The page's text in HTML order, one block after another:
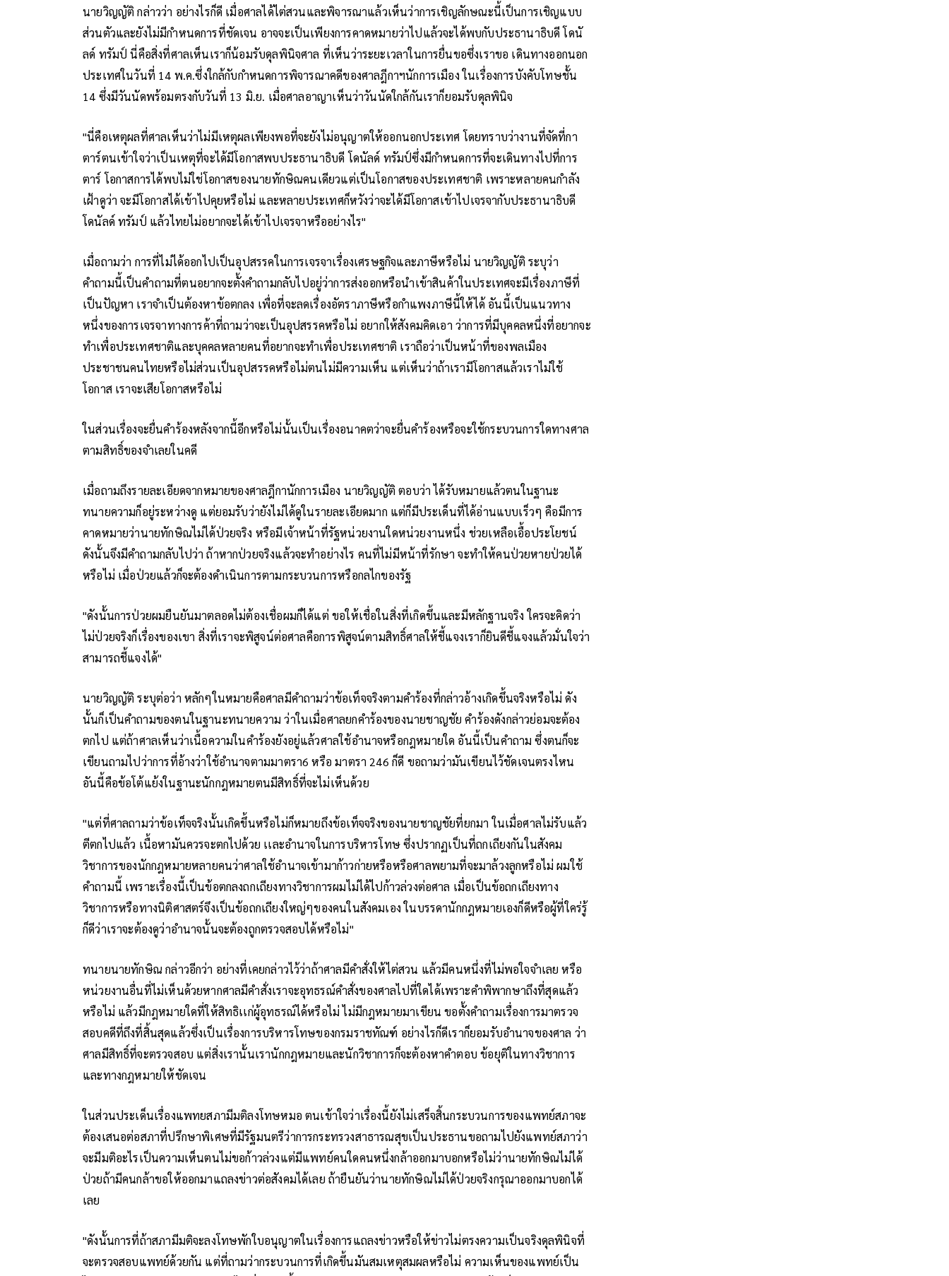
นายวิญญัติ กล่าวว่า อย่างไรก็ดี เมื่อศาลได้ไต่สวนและพิจารณาแล้วเห็นว่าการเชิญลักษณะนี้เป็นการเชิญแบบ
ส่วนตัวและยังไม่มีกำหนดการที่ชัดเจน อาจจะเป็นเพียงการคาดหมายว่าไปแล้วจะได้พบกับประธานาธิบดี โดนั
ลด์ ทรัมป์ นี่คือสิ่งที่ศาลเห็นเราก็น้อมรับดุลพินิจศาล ที่เห็นว่าระยะเวลาในการยื่นขอซึ่งเราขอ เดินทางออกนอก
ประเทศในวันที่ 14 พ.ค.ซึ่งใกล้กับกำหนดการพิจารณาคดีของศาลฎีกาฯนักการเมือง ในเรื่องการบังคับโทษชั้น
14 ซึ่งมีวันนัดพร้อมตรงกับวันที่ 13 มิ.ย. เมื่อศาลอาญาเห็นว่าวันนัดใกล้กันเราก็ยอมรับดุลพินิจ
"นี่คือเหตุผลที่ศาลเห็นว่าไม่มีเหตุผลเพียงพอที่จะยังไม่อนุญาตให้ออกนอกประเทศ โดยทราบว่างานที่จัดที่กา
ตาร์ตนเข้าใจว่าเป็นเหตุที่จะได้มีโอกาสพบประธานาธิบดี โดนัลด์ ทรัมป์ซึ่งมีกำหนดการที่จะเดินทางไปที่การ
ตาร์ โอกาสการได้พบไม่ใช่โอกาสของนายทักษิณคนเดียวแต่เป็นโอกาสของประเทศชาติ เพราะหลายคนกำลัง
เฝ้าดูว่า จะมีโอกาสได้เข้าไปคุยหรือไม่ และหลายประเทศก็หวังว่าจะได้มีโอกาสเข้าไปเจรจากับประธานาธิบดี
โดนัลด์ ทรัมป์ แล้วไทยไม่อยากจะได้เข้าไปเจรจาหรืออย่างไร"
เมื่อถามว่า การที่ไม่ได้ออกไปเป็นอุปสรรคในการเจรจาเรื่องเศรษฐกิจและภาษีหรือไม่ นายวิญญัติ ระบุว่า
คำถามนี้เป็นคำถามที่ตนอยากจะตั้งคำถามกลับไปอยู่ว่าการส่งออกหรือนำเข้าสินค้าในประเทศจะมีเรื่องภาษีที่
เป็นปัญหา เราจำเป็นต้องหาข้อตกลง เพื่อที่จะลดเรื่องอัตราภาษีหรือกำแพงภาษีนี้ให้ได้ อันนี้เป็นแนวทาง
หนึ่งของการเจรจาทางการค้าที่ถามว่าจะเป็นอุปสรรคหรือไม่ อยากให้สังคมคิดเอา ว่าการที่มีบุคคลหนึ่งที่อยากจะ
ทำเพื่อประเทศชาติและบุคคลหลายคนที่อยากจะทำเพื่อประเทศชาติ เราถือว่าเป็นหน้าที่ของพลเมือง
ประชาชนคนไทยหรือไม่ส่วนเป็นอุปสรรคหรือไม่ตนไม่มีความเห็น แต่เห็นว่าถ้าเรามีโอกาสแล้วเราไม่ใช้
โอกาส เราจะเสียโอกาสหรือไม่
ในส่วนเรื่องจะยื่นคำร้องหลังจากนี้อีกหรือไม่นั้นเป็นเรื่องอนาคตว่าจะยื่นคำร้องหรือจะใช้กระบวนการใดทางศาล
ตามสิทธิ์ของจำเลยในคดี
เมื่อถามถึงรายละเอียดจากหมายของศาลฎีกานักการเมือง นายวิญญัติ ตอบว่า ได้รับหมายแล้วตนในฐานะ
ทนายความก็อยู่ระหว่างดู แต่ยอมรับว่ายังไม่ได้ดูในรายละเอียดมาก แต่ก็มีประเด็นที่ได้อ่านแบบเร็วๆ คือมีการ
คาดหมายว่านายทักษิณไม่ได้ป่วยจริง หรือมีเจ้าหน้าที่รัฐหน่วยงานใดหน่วยงานหนึ่ง ช่วยเหลือเอื้อประโยชน์
ดังนั้นจึงมีคำถามกลับไปว่า ถ้าหากป่วยจริงแล้วจะทำอย่างไร คนที่ไม่มีหน้าที่รักษา จะทำให้คนป่วยหายป่วยได้
หรือไม่ เมื่อป่วยแล้วก็จะต้องดำเนินการตามกระบวนการหรือกลไกของรัฐ
"ดังนั้นการป่วยผมยืนยันมาตลอดไม่ต้องเชื่อผมก็ได้แต่ ขอให้เชื่อในสิ่งที่เกิดขึ้นและมีหลักฐานจริง ใครจะคิดว่า
ไม่ป่วยจริงก็เรื่องของเขา สิ่งที่เราจะพิสูจน์ต่อศาลคือการพิสูจน์ตามสิทธิ์ศาลให้ชี้แจงเราก็ยินดีชี้แจงแล้วมั่นใจว่า
สามารถชี้แจงได้"
นายวิญญัติ ระบุต่อว่า หลักๆในหมายคือศาลมีคำถามว่าข้อเท็จจริงตามคำร้องที่กล่าวอ้างเกิดขึ้นจริงหรือไม่ ดัง
นั้นก็เป็นคำถามของตนในฐานะทนายความ ว่าในเมื่อศาลยกคำร้องของนายชาญชัย คำร้องดังกล่าวย่อมจะต้อง
ตกไป แต่ถ้าศาลเห็นว่าเนื้อความในคำร้องยังอยู่แล้วศาลใช้อำนาจหรือกฎหมายใด อันนี้เป็นคำถาม ซึ่งตนก็จะ
เขียนถามไปว่าการที่อ้างว่าใช้อำนาจตามมาตรา6 หรือ มาตรา 246 ก็ดี ขอถามว่ามันเขียนไว้ชัดเจนตรงไหน
อันนี้คือข้อโต้แย้งในฐานะนักกฎหมายตนมีสิทธิ์ที่จะไม่เห็นด้วย
"แต่ที่ศาลถามว่าข้อเท็จจริงนั้นเกิดขึ้นหรือไม่ก็หมายถึงข้อเท็จจริงของนายชาญชัยที่ยกมา ในเมื่อศาลไม่รับแล้ว
ตีตกไปแล้ว เนื้อหามันควรจะตกไปด้วย เเละอำนาจในการบริหารโทษ ซึ่งปรากฏเป็นที่ถกเถียงกันในสังคม
วิชาการของนักกฎหมายหลายคนว่าศาลใช้อำนาจเข้ามาก้าวก่ายหรือหรือศาลพยามที่จะมาล้วงลูกหรือไม่ ผมใช้
คำถามนี้ เพราะเรื่องนี้เป็นข้อตกลงถกเถียงทางวิชาการผมไม่ได้ไปก้าวล่วงต่อศาล เมื่อเป็นข้อถกเถียงทาง
วิชาการหรือทางนิติศาสตร์จึงเป็นข้อถกเถียงใหญ่ๆของคนในสังคมเอง ในบรรดานักกฎหมายเองก็ดีหรือผู้ที่ใคร่รู้
ก็ดีว่าเราจะต้องดูว่าอำนาจนั้นจะต้องถูกตรวจสอบได้หรือไม่"
ทนายนายทักษิณ กล่าวอีกว่า อย่างที่เคยกล่าวไว้ว่าถ้าศาลมีคำสั่งให้ไต่สวน แล้วมีคนหนึ่งที่ไม่พอใจจำเลย หรือ
หน่วยงานอื่นที่ไม่เห็นด้วยหากศาลมีคำสั่งเราจะอุทธรณ์คำสั่งของศาลไปที่ใดได้เพราะคำพิพากษาถึงที่สุดแล้ว
หรือไม่ แล้วมีกฎหมายใดที่ให้สิทธิเเก่ผู้อุทธรณ์ได้หรือไม่ ไม่มีกฎหมายมาเขียน ขอตั้งคำถามเรื่องการมาตรวจ
สอบคดีที่ถึงที่สิ้นสุดแล้วซึ่งเป็นเรื่องการบริหารโทษของกรมราชทัณฑ์ อย่างไรก็ดีเราก็ยอมรับอำนาจของศาล ว่า
ศาลมีสิทธิ์ที่จะตรวจสอบ แต่สิ่งเรานั้นเรานักกฎหมายและนักวิชาการก็จะต้องหาคำตอบ ข้อยุติในทางวิชาการ
และทางกฎหมายให้ชัดเจน
ในส่วนประเด็นเรื่องแพทยสภามีมติลงโทษหมอ ตนเข้าใจว่าเรื่องนี้ยังไม่เสร็จสิ้นกระบวนการของแพทย์สภาจะ
ต้องเสนอต่อสภาที่ปรึกษาพิเศษที่มีรัฐมนตรีว่าการกระทรวงสาธารณสุขเป็นประธานขอถามไปยังแพทย์สภาว่า
จะมีมติอะไรเป็นความเห็นตนไม่ขอก้าวล่วงแต่มีแพทย์คนใดคนหนึ่งกล้าออกมาบอกหรือไม่ว่านายทักษิณไม่ได้
ป่วยถ้ามีคนกล้าขอให้ออกมาแถลงข่าวต่อสังคมได้เลย ถ้ายืนยันว่านายทักษิณไม่ได้ป่วยจริงกรุณาออกมาบอกได้
เลย
"ดังนั้นการที่ถ้าสภามีมติจะลงโทษพักใบอนุญาตในเรื่องการแถลงข่าวหรือให้ข่าวไม่ตรงความเป็นจริงดุลพินิจที่
จะตรวจสอบแพทย์ด้วยกัน แต่ที่ถามว่ากระบวนการที่เกิดขึ้นมันสมเหตุสมผลหรือไม่ ความเห็นของแพทย์เป็น